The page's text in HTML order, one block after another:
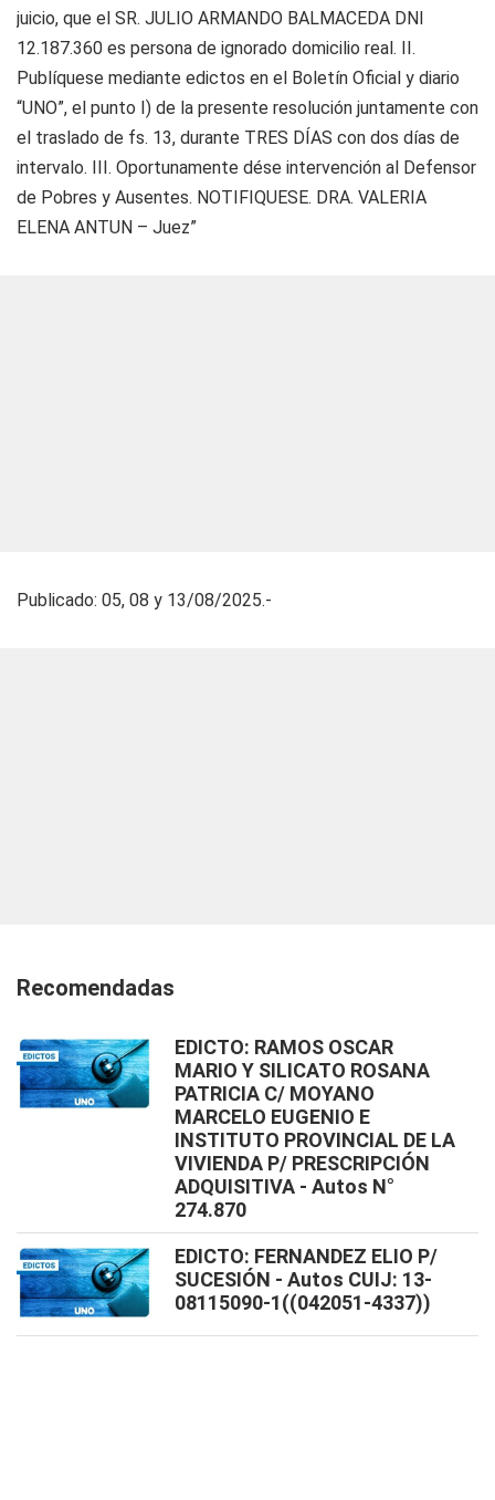
juicio, que el SR. JULIO ARMANDO BALMACEDA DNI
12.187.360 es persona de ignorado domicilio real. II.
Publíquese mediante edictos en el Boletín Oficial y diario
“UNO”, el punto I) de la presente resolución juntamente con
el traslado de fs. 13, durante TRES DÍAS con dos días de
intervalo. III. Oportunamente dése intervención al Defensor
de Pobres y Ausentes. NOTIFIQUESE. DRA. VALERIA
ELENA ANTUN – Juez”
Publicado: 05, 08 y 13/08/2025.-
Recomendadas
EDICTO: RAMOS OSCAR
MARIO Y SILICATO ROSANA
PATRICIA C/ MOYANO
MARCELO EUGENIO E
INSTITUTO PROVINCIAL DE LA
VIVIENDA P/ PRESCRIPCIÓN
ADQUISITIVA - Autos N°
274.870
EDICTO: FERNANDEZ ELIO P/
SUCESIÓN - Autos CUIJ: 13-
08115090-1((042051-4337))